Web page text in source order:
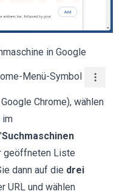
in Google
Menü-Symbol
Chrome), wählen
im
Suchmaschinen
geöffneten Liste
dann auf die drei
URL und wählen